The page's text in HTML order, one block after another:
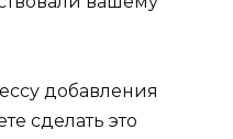
добавления
сделать это